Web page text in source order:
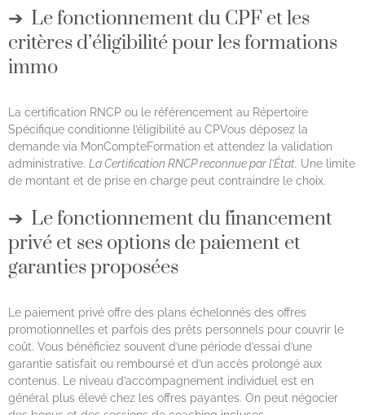
Le fonctionnement du CPF et les
critères d’éligibilité pour les formations
immo
La certification RNCP ou le référencement au Répertoire
Spécifique conditionne l’éligibilité au CPVous déposez la
demande via MonCompteFormation et attendez la validation
administrative. La Certification RNCP reconnue par l’État. Une limite
de montant et de prise en charge peut contraindre le choix.
Le fonctionnement du financement
privé et ses options de paiement et
garanties proposées
Le paiement privé offre des plans échelonnés des offres
promotionnelles et parfois des prêts personnels pour couvrir le
coût. Vous bénéficiez souvent d’une période d’essai d’une
garantie satisfait ou remboursé et d’un accès prolongé aux
contenus. Le niveau d’accompagnement individuel est en
général plus élevé chez les offres payantes. On peut négocier